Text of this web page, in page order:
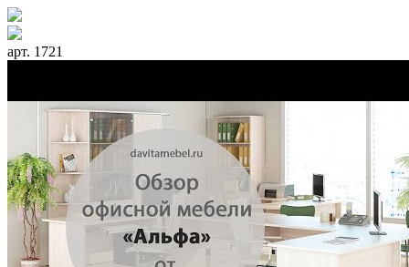
арт. 1721